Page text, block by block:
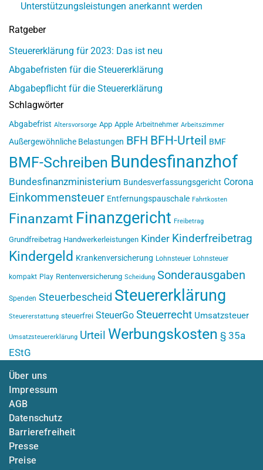
Unterstützungsleistungen anerkannt werden
Ratgeber
Steuererklärung für 2023: Das ist neu
Abgabefristen für die Steuererklärung
Abgabepflicht für die Steuererklärung
Schlagwörter
Abgabefrist Altersvorsorge App Apple Arbeitnehmer Arbeitszimmer
Außergewöhnliche Belastungen BFH BFH-Urteil BMF
BMF-Schreiben Bundesfinanzhof
Bundesfinanzministerium Bundesverfassungsgericht Corona
Einkommensteuer Entfernungspauschale Fahrtkosten
Finanzamt Finanzgericht Freibetrag
Grundfreibetrag Handwerkerleistungen Kinder Kinderfreibetrag
Kindergeld Krankenversicherung Lohnsteuer Lohnsteuer
kompakt Play Rentenversicherung Scheidung Sonderausgaben
Spenden Steuerbescheid Steuererklärung
Steuererstattung steuerfrei SteuerGo Steuerrecht Umsatzsteuer
Umsatzsteuererklärung Urteil Werbungskosten § 35a
EStG
Über uns
Impressum
AGB
Datenschutz
Barrierefreiheit
Presse
Preise